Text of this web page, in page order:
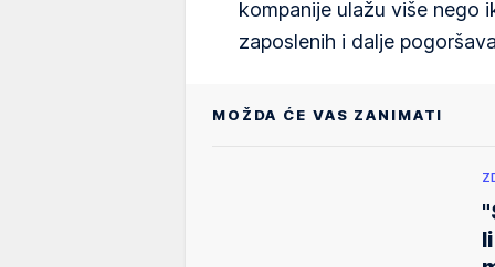
kompanije ulažu više nego
zaposlenih i dalje
MOŽDA ĆE VAS ZANIMATI